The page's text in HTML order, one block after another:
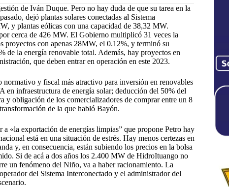
de Iván Duque. Pero no hay duda de que su tarea en la
dejó plantas solares conectadas al Sistema
y plantas eólicas con una capacidad de 38,32 MW.
cerca de 426 MW. El Gobierno multiplicó 31 veces la
proyectos con apenas 28MW, el 0.12%, y terminó su
la energía renovable total. Además, hay proyectos en
que deben entrar en operación en este 2023.
y fiscal más atractivo para inversión en renovables
infraestructura de energía solar; deducción del 50% del
y obligación de los comercializadores de comprar entre un 8
de la que habló Bayón.
a «la exportación de energías limpias” que propone Petro hay
está en una situación de estrés. Hay menos certezas en
y, en consecuencia, están subiendo los precios en la bolsa
Si de acá a dos años los 2.400 MW de HidroItuango no
un fenómeno del Niño, va a haber racionamiento. La
del Sistema Interconectado y el administrador del